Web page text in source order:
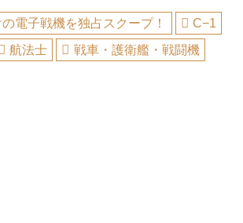
電子戦機を独占スクープ！
C−1
航法士 戦車・護衛艦・戦闘機